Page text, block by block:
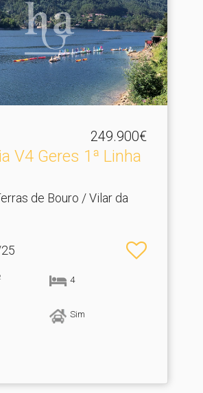
249.900€
V4 Geres 1ª Linha
de Bouro / Vilar da
4
Sim